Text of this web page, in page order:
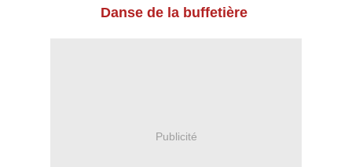
Danse de la buffetière
Publicité